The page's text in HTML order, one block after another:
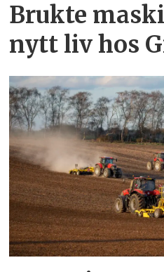
Brukte
nytt liv hos